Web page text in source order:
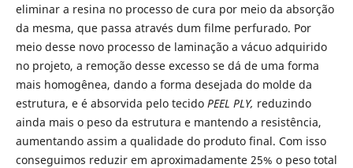
eliminar a resina no processo de cura por meio da absorção
da mesma, que passa através dum filme perfurado. Por
meio desse novo processo de laminação a vácuo adquirido
no projeto, a remoção desse excesso se dá de uma forma
mais homogênea, dando a forma desejada do molde da
estrutura, e é absorvida pelo tecido PEEL PLY, reduzindo
ainda mais o peso da estrutura e mantendo a resistência,
aumentando assim a qualidade do produto final. Com isso
conseguimos reduzir em aproximadamente 25% o peso total